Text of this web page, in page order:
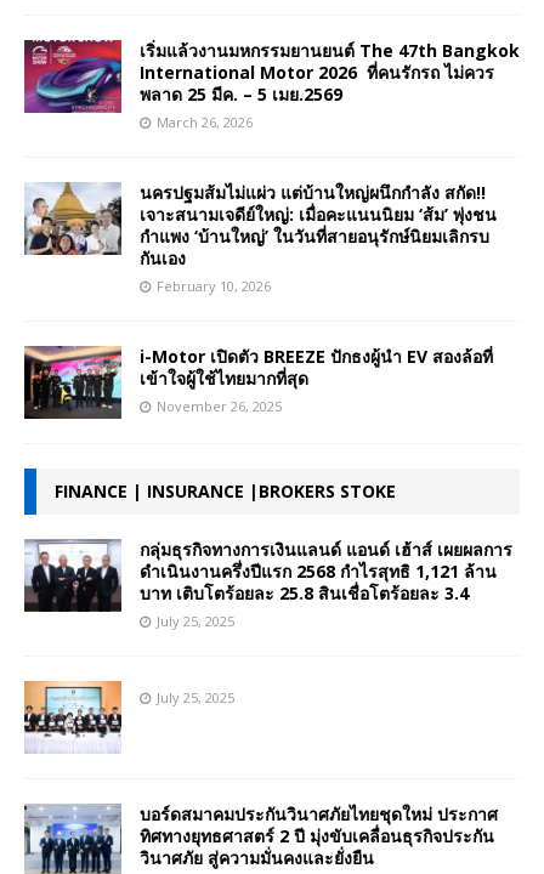
เริ่มแล้วงานมหกรรมยานยนต์ The 47th Bangkok
International Motor 2026 ที่คนรักรถ ไม่ควร
พลาด 25 มีค. – 5 เมย.2569
March 26, 2026
นครปฐมส้มไม่แผ่ว แต่บ้านใหญ่ผนึกกำลัง สกัด!!
เจาะสนามเจดีย์ใหญ่: เมื่อคะแนนนิยม ‘ส้ม’ พุ่งชน
กำแพง ‘บ้านใหญ่’ ในวันที่สายอนุรักษ์นิยมเลิกรบ
กันเอง
February 10, 2026
i-Motor เปิดตัว BREEZE ปักธงผู้นำ EV สองล้อที่
เข้าใจผู้ใช้ไทยมากที่สุด
November 26, 2025
FINANCE | INSURANCE |BROKERS STOKE
กลุ่มธุรกิจทางการเงินแลนด์ แอนด์ เฮ้าส์ เผยผลการ
ดำเนินงานครึ่งปีแรก 2568 กำไรสุทธิ 1,121 ล้าน
บาท เติบโตร้อยละ 25.8 สินเชื่อโตร้อยละ 3.4
July 25, 2025
July 25, 2025
บอร์ดสมาคมประกันวินาศภัยไทยชุดใหม่ ประกาศ
ทิศทางยุทธศาสตร์ 2 ปี มุ่งขับเคลื่อนธุรกิจประกัน
วินาศภัย สู่ความมั่นคงและยั่งยืน